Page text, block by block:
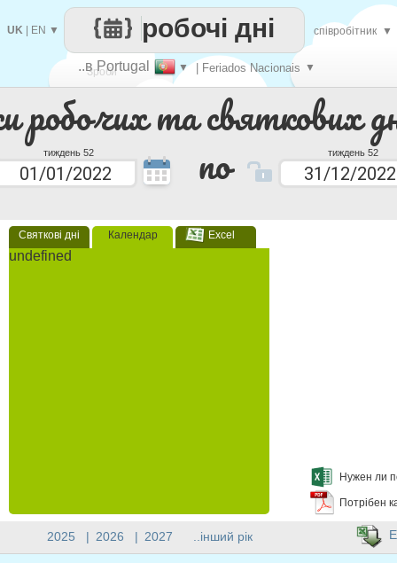
робочих та святкових
тиждень 52 по тиждень 52
Святкові дні Календар Excel
undefined
Нужен ли
Потрібен
Зроби
кожен
..в Portugal ▼ | Feriados Nacionais ▼
робочі дні
UK EN ▼ співробітник ▼
2025 | 2026 | 2027 ..інший рік